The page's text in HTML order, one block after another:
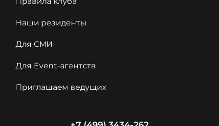
Наши резиденты
Для СМИ
Для Event-агентств
Приглашаем ведущих